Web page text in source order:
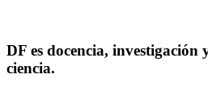
DF es docencia,
ciencia.